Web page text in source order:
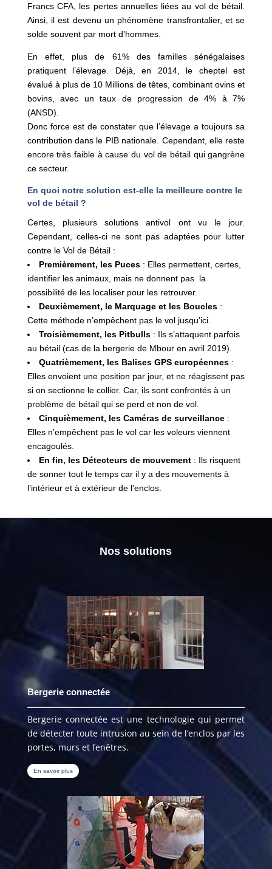
Francs CFA, les pertes annuelles liées au vol de bétail.
Ainsi, il est devenu un phénomène transfrontalier, et se
solde souvent par mort d’hommes.
En effet, plus de 61% des familles sénégalaises
pratiquent l’élevage. Déjà, en 2014, le cheptel est
évalué à plus de 10 Millions de têtes, combinant ovins et
bovins, avec un taux de progression de 4% à 7%
(ANSD).
Donc force est de constater que l’élevage a toujours sa
contribution dans le PIB nationale. Cependant, elle reste
encore très faible à cause du vol de bétail qui gangrène
ce secteur.
En quoi notre solution est-elle la meilleure contre le
vol de bétail ?
Certes, plusieurs solutions antivol ont vu le jour.
Cependant, celles-ci ne sont pas adaptées pour lutter
contre le Vol de Bétail :
Premièrement, les Puces: Elles permettent, certes,
identifier les animaux, mais ne donnent pas la
possibilité de les localiser pour les retrouver.
Deuxièmement, le Marquage et les Boucles:
Cette méthode n’empêchent pas le vol jusqu’ici.
Troisièmement, les Pitbulls: Ils s’attaquent parfois
au bétail (cas de la bergerie de Mbour en avril 2019).
Quatrièmement, les Balises GPS européennes :
Elles envoient une position par jour, et ne réagissent pas
si on sectionne le collier. Car, ils sont confrontés à un
problème de bétail qui se perd et non de vol.
Cinquièmement, les Caméras de surveillance :
Elles n’empêchent pas le vol car les voleurs viennent
encagoulés.
En fin, les Détecteurs de mouvement : Ils risquent
de sonner tout le temps car il y a des mouvements à
l’intérieur et à extérieur de l’enclos.
Nos solutions
Bergerie connectée
Bergerie connectée est une technologie qui permet
de détecter toute intrusion au sein de l’enclos par les
portes, murs et fenêtres.
En savoir plus